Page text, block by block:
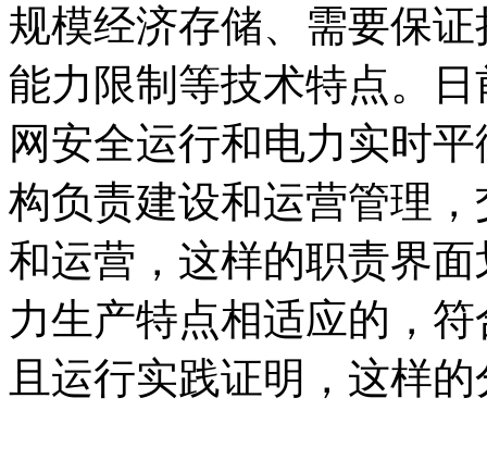
规模经济存储、需要保
能力限制等技术特点。
网安全运行和电力实时
构负责建设和运营管理
和运营，这样的职责界
力生产特点相适应的，
且运行实践证明，这样